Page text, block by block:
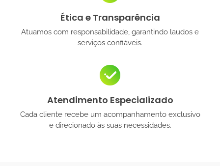
Ética e Transparência
Atuamos com responsabilidade, garantindo laudos e
serviços confiáveis.
Atendimento Especializado
Cada cliente recebe um acompanhamento exclusivo
e direcionado às suas necessidades.